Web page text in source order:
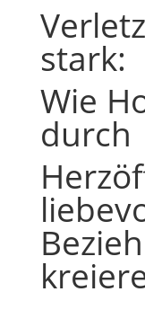
stark:
Wie
durch